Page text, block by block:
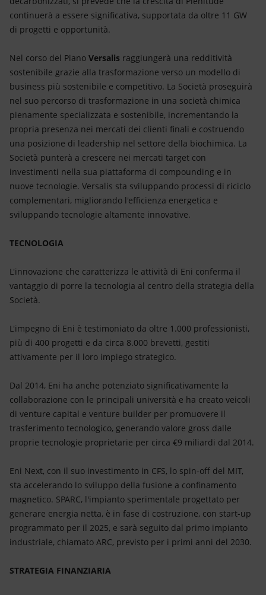
continuerà a essere significativa, supportata da oltre 11 GW
di progetti e opportunità.
Nel corso del Piano Versalis raggiungerà una redditività
sostenibile grazie alla trasformazione verso un modello di
business più sostenibile e competitivo. La Società proseguirà
nel suo percorso di trasformazione in una società chimica
pienamente specializzata e sostenibile, incrementando la
propria presenza nei mercati dei clienti finali e costruendo
una posizione di leadership nel settore della biochimica. La
Società punterà a crescere nei mercati target con
investimenti nella sua piattaforma di compounding e in
nuove tecnologie. Versalis sta sviluppando processi di riciclo
complementari, migliorando l'efficienza energetica e
sviluppando tecnologie altamente innovative.
TECNOLOGIA
L'innovazione che caratterizza le attività di Eni conferma il
vantaggio di porre la tecnologia al centro della strategia della
Società.
L'impegno di Eni è testimoniato da oltre 1.000 professionisti,
più di 400 progetti e da circa 8.000 brevetti, gestiti
attivamente per il loro impiego strategico.
Dal 2014, Eni ha anche potenziato significativamente la
collaborazione con le principali università e ha creato veicoli
di venture capital e venture builder per promuovere il
trasferimento tecnologico, generando valore gross dalle
proprie tecnologie proprietarie per circa €9 miliardi dal 2014.
Eni Next, con il suo investimento in CFS, lo spin-off del MIT,
sta accelerando lo sviluppo della fusione a confinamento
magnetico. SPARC, l'impianto sperimentale progettato per
generare energia netta, è in fase di costruzione, con start-up
programmato per il 2025, e sarà seguito dal primo impianto
industriale, chiamato ARC, previsto per i primi anni del 2030.
STRATEGIA FINANZIARIA